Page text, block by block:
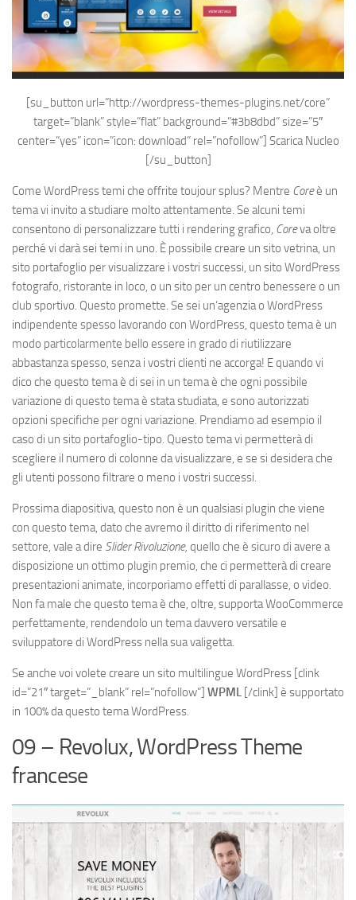
[su_button url=”http://wordpress-themes-plugins.net/core”
target=”blank” style=”flat” background=”#3b8dbd” size=”5″
center=”yes” icon=”icon: download” rel=”nofollow”] Scarica Nucleo
[/su_button]
Come WordPress temi che offrite toujour splus? Mentre Coreè un
tema vi invito a studiare molto attentamente. Se alcuni temi
consentono di personalizzare tutti i rendering grafico, Coreva oltre
perché vi darà sei temi in uno. È possibile creare un sito vetrina, un
sito portafoglio per visualizzare i vostri successi, un sito WordPress
fotografo, ristorante in loco, o un sito per un centro benessere o un
club sportivo. Questo promette. Se sei un’agenzia o WordPress
indipendente spesso lavorando con WordPress, questo tema è un
modo particolarmente bello essere in grado di riutilizzare
abbastanza spesso, senza i vostri clienti ne accorga! E quando vi
dico che questo tema è di sei in un tema è che ogni possibile
variazione di questo tema è stata studiata, e sono autorizzati
opzioni specifiche per ogni variazione. Prendiamo ad esempio il
caso di un sito portafoglio-tipo. Questo tema vi permetterà di
scegliere il numero di colonne da visualizzare, e se si desidera che
gli utenti possono filtrare o meno i vostri successi.
Prossima diapositiva, questo non è un qualsiasi plugin che viene
con questo tema, dato che avremo il diritto di riferimento nel
settore, vale a dire Slider Rivoluzione, quello che è sicuro di avere a
disposizione un ottimo plugin premio, che ci permetterà di creare
presentazioni animate, incorporiamo effetti di parallasse, o video.
Non fa male che questo tema è che, oltre, supporta WooCommerce
perfettamente, rendendolo un tema davvero versatile e
sviluppatore di WordPress nella sua valigetta.
Se anche voi volete creare un sito multilingue WordPress [clink
id=”21″ target=”_blank” rel=”nofollow”] WPML [/clink] è supportato
in 100% da questo tema WordPress.
09 – Revolux, WordPress Theme
francese